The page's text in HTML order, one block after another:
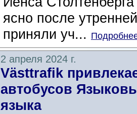
ясно после
приняли уч...
2 апреля 2024 г.
Västtrafik
автобусов
языка